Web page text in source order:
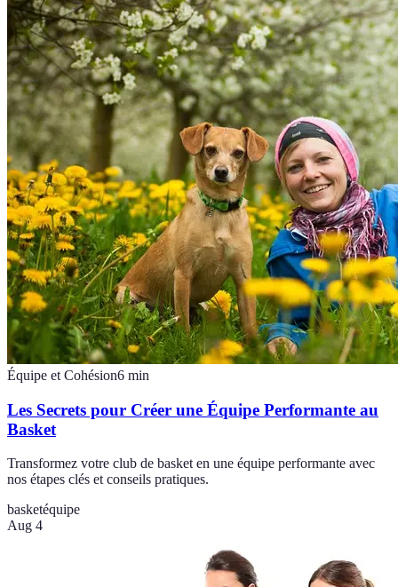
Équipe et Cohésion6 min
Les Secrets pour Créer une Équipe Performante au
Basket
Transformez votre club de basket en une équipe performante avec
nos étapes clés et conseils pratiques.
basketéquipe
Aug 4